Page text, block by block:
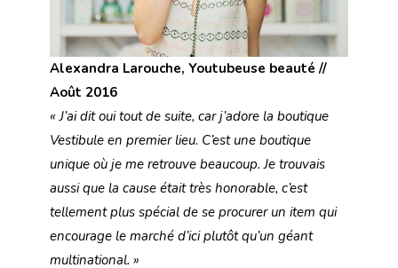
Alexandra Larouche, Youtubeuse beauté //
Août 2016
« J’ai dit oui tout de suite, car j’adore la boutique
Vestibule en premier lieu. C’est une boutique
unique où je me retrouve beaucoup. Je trouvais
aussi que la cause était très honorable, c’est
tellement plus spécial de se procurer un item qui
encourage le marché d’ici plutôt qu’un géant
multinational. »